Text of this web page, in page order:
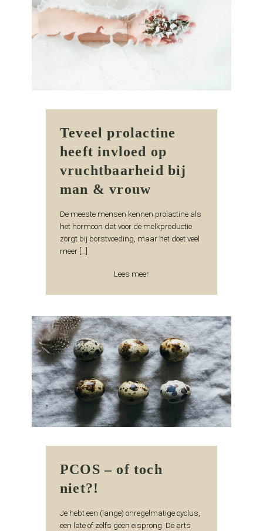
Teveel prolactine
heeft invloed op
vruchtbaarheid bij
man & vrouw
De meeste mensen kennen prolactine als
het hormoon dat voor de melkproductie
zorgt bij borstvoeding, maar het doet veel
meer […]
Lees meer
PCOS – of toch
niet?!
Je hebt een (lange) onregelmatige cyclus,
een late of zelfs geen eisprong. De arts